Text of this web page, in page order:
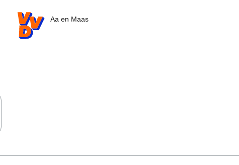
VVD.nl - Ga naar de homepage
Aa en Maas